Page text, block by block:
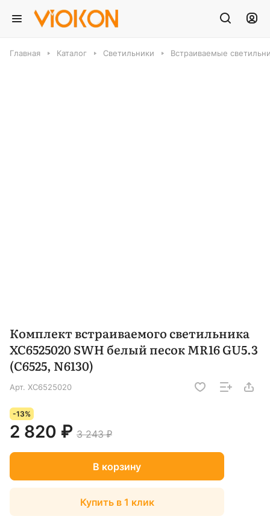
Главная Каталог Светильники Встраиваемые
Комплект встраиваемого светильника
XC6525020 SWH белый песок MR16 GU5.3
(C6525, N6130)
Арт. XC6525020
-13%
2 820 ₽ 3 243 ₽
В корзину
Купить в 1 клик